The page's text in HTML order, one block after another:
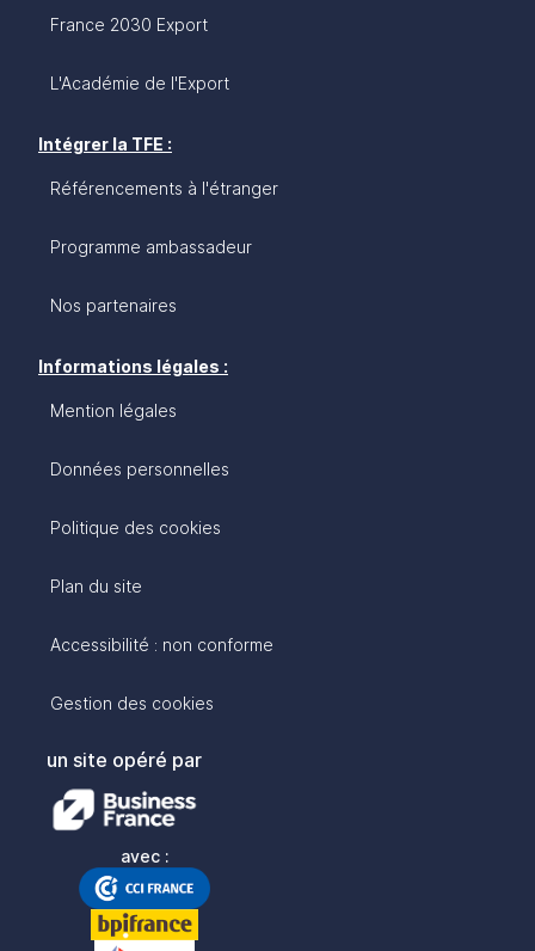
France 2030 Export
L'Académie de l'Export
Intégrer la TFE :
Référencements à l'étranger
Programme ambassadeur
Nos partenaires
Informations légales :
Mention légales
Données personnelles
Politique des cookies
Plan du site
Accessibilité : non conforme
Gestion des cookies
un site opéré par
avec :